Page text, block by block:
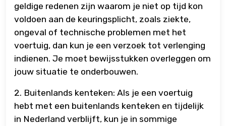
geldige redenen zijn waarom je niet op tijd kon
voldoen aan de keuringsplicht, zoals ziekte,
ongeval of technische problemen met het
voertuig, dan kun je een verzoek tot verlenging
indienen. Je moet bewijsstukken overleggen om
jouw situatie te onderbouwen.
2. Buitenlands kenteken: Als je een voertuig
hebt met een buitenlands kenteken en tijdelijk
in Nederland verblijft, kun je in sommige